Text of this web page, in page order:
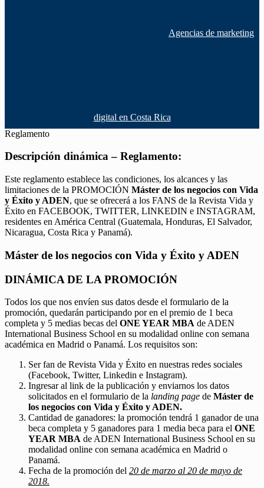
Agencias de marketing
digital en Costa Rica
Reglamento
Descripción dinámica – Reglamento:
Este reglamento establece las condiciones, los alcances y las
limitaciones de la PROMOCIÓN Máster de los negocios con Vida
y Éxito y ADEN, que se ofrecerá a los FANS de la Revista Vida y
Éxito en FACEBOOK, TWITTER, LINKEDIN e INSTAGRAM,
residentes en América Central (Guatemala, Honduras, El Salvador,
Nicaragua, Costa Rica y Panamá).
Máster de los negocios con Vida y Éxito y ADEN
DINÁMICA DE LA PROMOCIÓN
Todos los que nos envíen sus datos desde el formulario de la
promoción, quedarán participando por en el premio de 1 beca
completa y 5 medias becas del ONE YEAR MBA de ADEN
International Business School en su modalidad online con semana
académica en Madrid o Panamá. Los requisitos son:
Ser fan de Revista Vida y Éxito en nuestras redes sociales
(Facebook, Twitter, Linkedin e Instagram).
Ingresar al link de la publicación y enviarnos los datos
solicitados en el formulario de la landing page de Máster de
los negocios con Vida y Éxito y ADEN.
Cantidad de ganadores: la promoción tendrá 1 ganador de una
beca completa y 5 ganadores para 1 media beca para el ONE
YEAR MBA de ADEN International Business School en su
modalidad online con semana académica en Madrid o
Panamá.
Fecha de la promoción del 20 de marzo al 20 de mayo de
2018.